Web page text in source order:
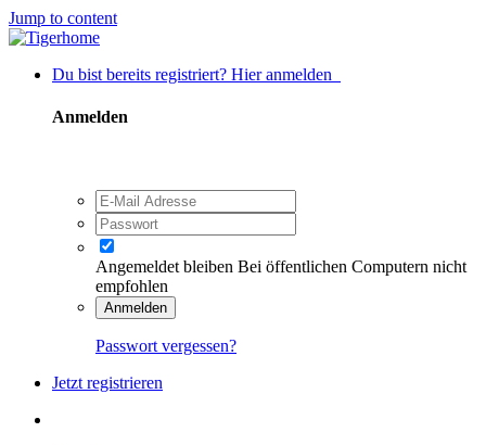
Jump to content
Du bist bereits registriert? Hier anmelden
Anmelden
Angemeldet bleiben Bei öffentlichen Computern nicht
empfohlen
Anmelden
Passwort vergessen?
Jetzt registrieren